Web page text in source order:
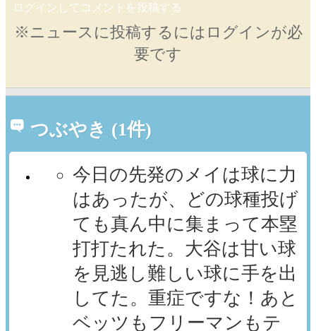
ログインしてコメントを投稿する
※ニュースに投稿するにはログインが必
要です
つぶやき (1件)
今日の先発のメイは球に力
はあったが、どの球種投げ
ても真ん中に集まって本塁
打打たれた。大谷は甘い球
を見逃し難しい球に手を出
してた。重症ですな！あと
ベッツもフリーマンもテ